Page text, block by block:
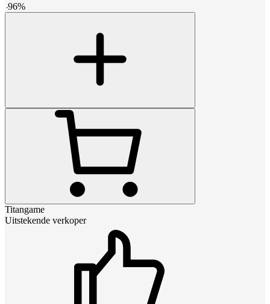
-96%
Titangame
Uitstekende verkoper